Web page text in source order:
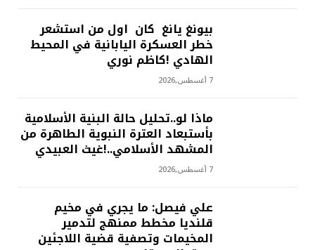
بيونغ يانغ كان اول من استشعر
خطر العسكرة اليابانية في المحيط
الهادي !كاظم نوري
7 أغسطس,2026
ماذا لو..تحليل حالة البنية الأسلامية
بأستبعاد العترة النبوية الطاهرة من
المشهد الأسلامي..!غيث العبيدي
7 أغسطس,2026
علي فيصل: ما يجري في مخيم
قلنديا مخطط ممنهج لتدمير
المخيمات وتصفية قضية اللاجئين